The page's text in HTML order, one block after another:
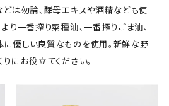
は勿論、酵母エキスや酒精なども使
り一番搾り菜種油、一番搾りごま油、
優しい良質なものを使用。新鮮な野
にお役立てください。